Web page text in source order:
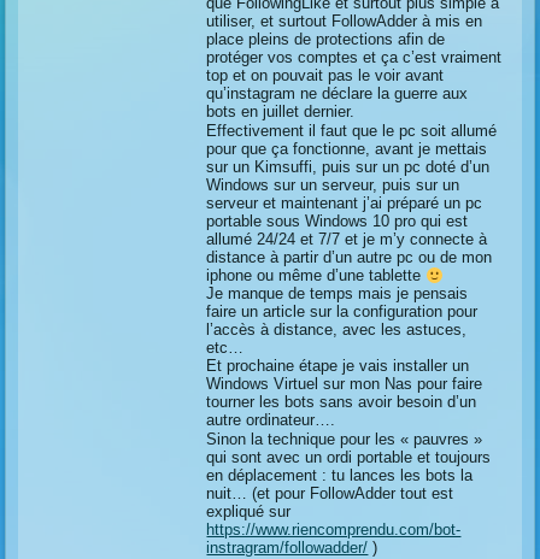
utiliser, et surtout FollowAdder à mis en
place pleins de protections afin de
protéger vos comptes et ça c’est vraiment
top et on pouvait pas le voir avant
qu’instagram ne déclare la guerre aux
bots en juillet dernier.
Effectivement il faut que le pc soit allumé
pour que ça fonctionne, avant je mettais
sur un Kimsuffi, puis sur un pc doté d’un
Windows sur un serveur, puis sur un
serveur et maintenant j’ai préparé un pc
portable sous Windows 10 pro qui est
allumé 24/24 et 7/7 et je m’y connecte à
distance à partir d’un autre pc ou de mon
iphone ou même d’une tablette
Je manque de temps mais je pensais
faire un article sur la configuration pour
l’accès à distance, avec les astuces,
etc…
Et prochaine étape je vais installer un
Windows Virtuel sur mon Nas pour faire
tourner les bots sans avoir besoin d’un
autre ordinateur….
Sinon la technique pour les « pauvres »
qui sont avec un ordi portable et toujours
en déplacement : tu lances les bots la
nuit… (et pour FollowAdder tout est
expliqué sur
https://www.riencomprendu.com/bot-
instragram/followadder/ )